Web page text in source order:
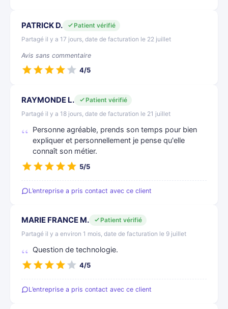
PATRICK D.
Patient vérifié
Partagé il y a 17 jours, date de facturation le 22 juillet
Avis sans commentaire
4/5
RAYMONDE L.
Patient vérifié
Partagé il y a 18 jours, date de facturation le 21 juillet
Personne agréable, prends son temps pour bien
expliquer et personnellement je pense qu'elle
connaît son métier.
5/5
L’entreprise a pris contact avec ce client
MARIE FRANCE M.
Patient vérifié
Partagé il y a environ 1 mois, date de facturation le 9 juillet
Question de technologie.
4/5
L’entreprise a pris contact avec ce client